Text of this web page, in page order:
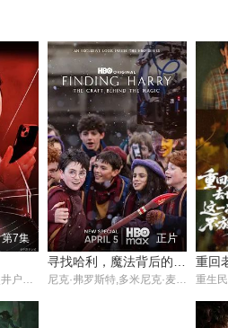
第7集 正片
尼克·弗罗斯特,多米尼克·麦克劳克林,阿拉贝拉·斯坦顿,阿拉斯泰尔·斯托特,约翰·利思戈,珍妮特·麦克蒂尔,帕帕·厄希度 重生